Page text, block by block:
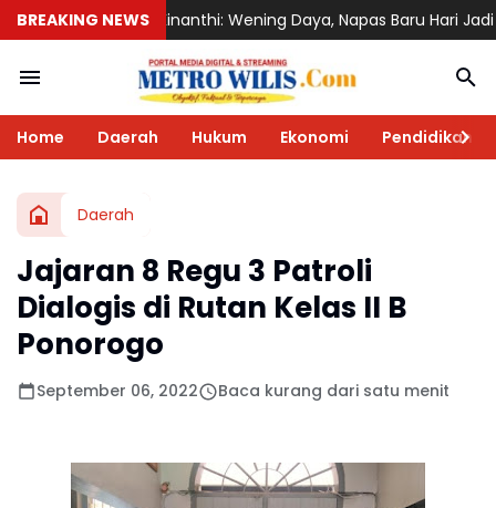
BREAKING NEWS
Wening Daya, Napas Baru Hari Jadi ke-530 Ponorogo
Home Daerah Hukum Ekonomi Pendidikan
Daerah
Jajaran 8 Regu 3 Patroli
Dialogis di Rutan Kelas II B
Ponorogo
September 06, 2022 Baca kurang dari satu menit